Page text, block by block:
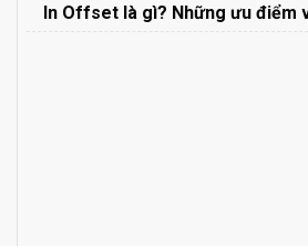
In Offset là gì? Những ưu điểm